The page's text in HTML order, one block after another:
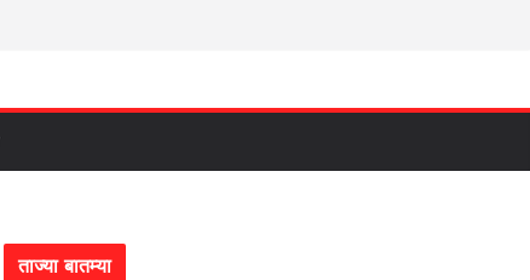
ताज्या बातम्या